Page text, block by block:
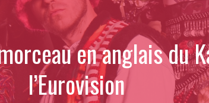
en anglais du
l’Eurovision